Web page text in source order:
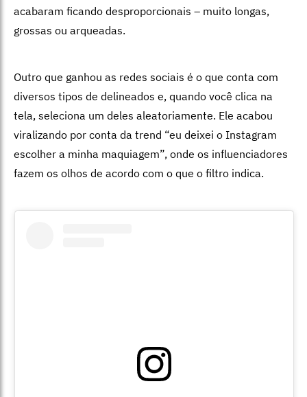
acabaram ficando desproporcionais – muito longas,
grossas ou arqueadas.
Outro que ganhou as redes sociais é o que conta com
diversos tipos de delineados e, quando você clica na
tela, seleciona um deles aleatoriamente. Ele acabou
viralizando por conta da trend “eu deixei o Instagram
escolher a minha maquiagem”, onde os influenciadores
fazem os olhos de acordo com o que o filtro indica.